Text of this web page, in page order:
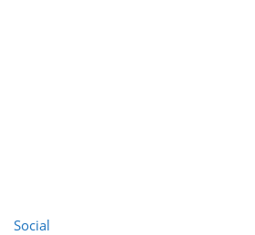
Social